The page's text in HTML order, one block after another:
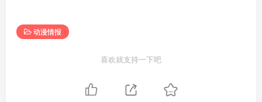
动漫情报
喜欢就支持一下吧